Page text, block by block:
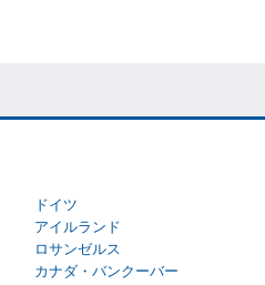
ドイツ
アイルランド
ロサンゼルス
カナダ・バンクーバー